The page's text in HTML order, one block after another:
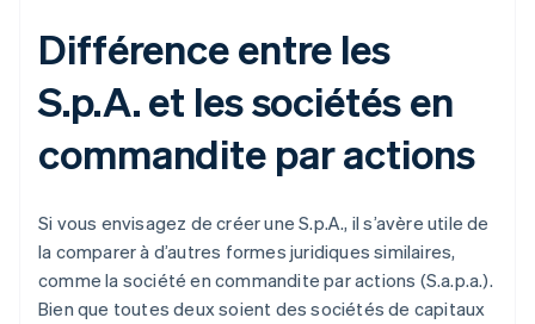
Différence entre les
S.p.A. et les sociétés en
commandite par actions
Si vous envisagez de créer une S.p.A., il s’avère utile de
la comparer à d’autres formes juridiques similaires,
comme la société en commandite par actions (S.a.p.a.).
Bien que toutes deux soient des sociétés de capitaux